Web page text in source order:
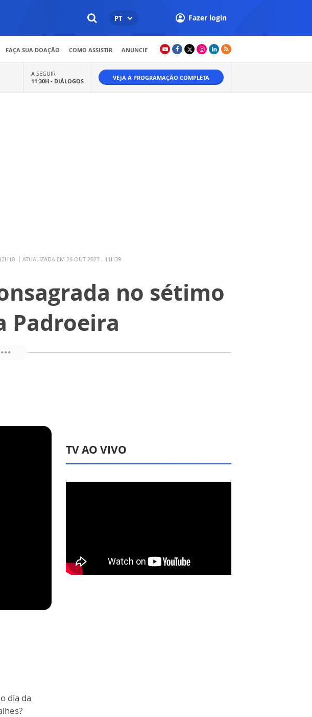
PT Fazer login
FAÇA SUA DOAÇÃO COMO ASSISTIR ANUNCIE
A SEGUIR
11:30H - DIÁLOGOS VEJA A PROGRAMAÇÃO COMPLETA
ATUALIZADA EM 26 OUT 2023 - 11H39
no sétimo
Padroeira
dia da
TV AO VIVO